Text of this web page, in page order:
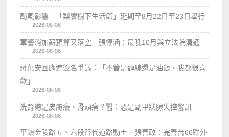
颱風影響 「梨饗樹下生活節」延期至8月22日至23日舉行
2026-08-06
軍警消加薪預算又落空 張惇涵：最晚10月與立法院溝通
2026-08-06
蔣萬安回應遮簽名爭議：「不管是麵線還是油飯，我都很喜
歡」
2026-08-06
洗腎總是皮膚癢、骨頭痛？醫：恐是副甲狀腺失控警訊
2026-08-06
平鎮金陵路五、六段替代道路動土 張善政：完善台66聯外